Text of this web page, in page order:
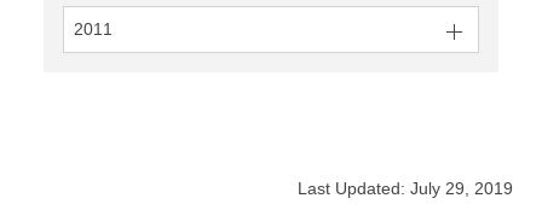
2011
Last Updated: July 29, 2019